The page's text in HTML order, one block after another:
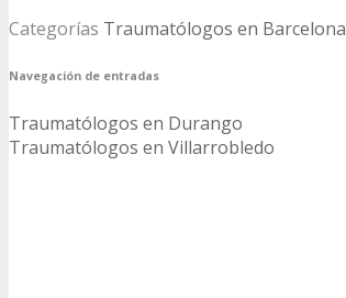
Categorías Traumatólogos en Barcelona
Navegación de entradas
Traumatólogos en Durango
Traumatólogos en Villarrobledo